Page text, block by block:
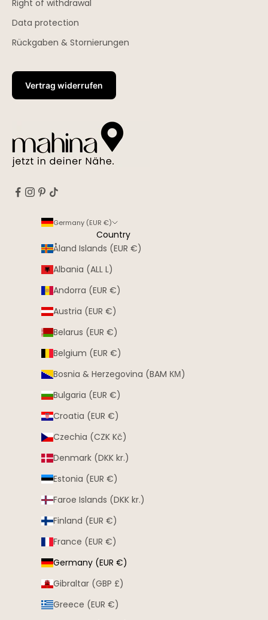
Right of withdrawal
Data protection
Rückgaben & Stornierungen
Vertrag widerrufen
Germany (EUR €)
Country
Åland Islands (EUR €)
Albania (ALL L)
Andorra (EUR €)
Austria (EUR €)
Belarus (EUR €)
Belgium (EUR €)
Bosnia & Herzegovina (BAM КМ)
Bulgaria (EUR €)
Croatia (EUR €)
Czechia (CZK Kč)
Denmark (DKK kr.)
Estonia (EUR €)
Faroe Islands (DKK kr.)
Finland (EUR €)
France (EUR €)
Germany (EUR €)
Gibraltar (GBP £)
Greece (EUR €)